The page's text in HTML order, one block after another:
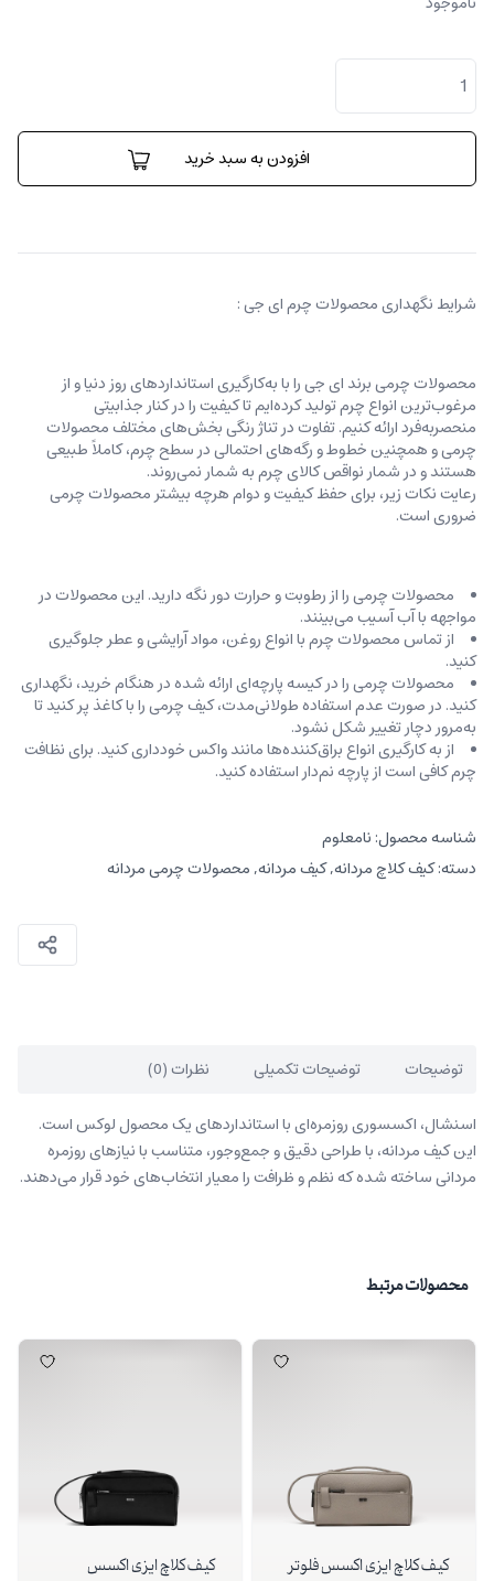
کیف
کلاچ
اسنشال
ای
کانواس
افزودن به سبد خرید
شرایط نگهداری محصولات چرم ای جی :
محصولات چرمی برند ای جی را با به‌کارگیری استانداردهای روز دنیا و از
مرغوب‌ترین انواع چرم تولید کرده‌ایم تا کیفیت را در کنار جذابیتی
منحصربه‌فرد ارائه کنیم. تفاوت در تناژ رنگی بخش‌های مختلف محصولات
چرمی و همچنین خطوط و رگه‌‌های احتمالی در سطح چرم، کاملاً طبیعی
هستند و در شمار نواقص کالای چرم به شمار نمی‌روند.
رعایت نکات زیر، برای حفظ کیفیت و دوام هرچه بیشتر محصولات چرمی
ضروری است.
محصولات چرمی را از رطوبت و حرارت دور نگه دارید. این محصولات در
مواجهه با آب آسیب می‌بینند.
از تماس محصولات چرم با انواع روغن‌، مواد آرایشی و عطر جلوگیری
کنید.
محصولات چرمی را در کیسه‌ پارچه‌ای ارائه شده در هنگام خرید، ‌نگهداری
کنید. در صورت عدم استفاده طولانی‌مدت، کیف‌ چرمی را با کاغذ پر کنید تا
به‌مرور دچار تغییر شکل نشود.
از به کارگیری انواع براق‌کننده‌ها مانند واکس خودداری کنید. برای نظافت
چرم کافی است از پارچه‌ نم‌دار استفاده کنید.
شناسه محصول: نامعلوم
دسته:کیف کلاچ مردانه,کیف مردانه,محصولات چرمی مردانه
توضیحات توضیحات تکمیلی نظرات (0)
اسنشال، اکسسوری روزمره‌ای با استانداردهای یک محصول لوکس است.
این کیف مردانه، با طراحی دقیق و جمع‌وجور، متناسب با نیازهای روزمره
مردانی ساخته شده که نظم و ظرافت را معیار انتخاب‌های خود قرار می‌دهند.
محصولات مرتبط
کیف کلاچ ایزی اکسس فلوتر کیف کلاچ ایزی اکسس